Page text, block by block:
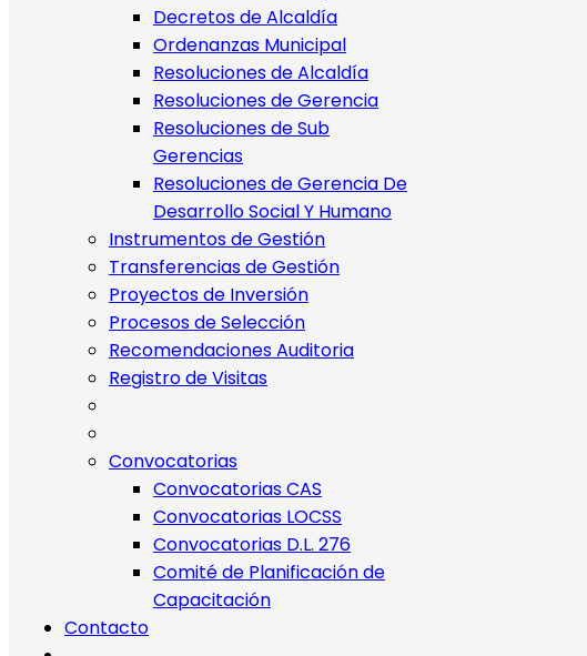
Decretos de Alcaldía
Ordenanzas Municipal
Resoluciones de Alcaldía
Resoluciones de Gerencia
Resoluciones de Sub
Gerencias
Resoluciones de Gerencia De
Desarrollo Social Y Humano
Instrumentos de Gestión
Transferencias de Gestión
Proyectos de Inversión
Procesos de Selección
Recomendaciones Auditoria
Registro de Visitas
Convocatorias
Convocatorias CAS
Convocatorias LOCSS
Convocatorias D.L. 276
Comité de Planificación de
Capacitación
Contacto